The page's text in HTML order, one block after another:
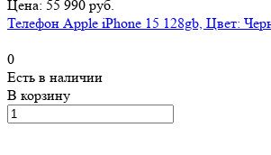
Цена: 55 990 руб.
Телефон Apple iPhone 15 128gb, Цвет:
0
Есть в наличии
В корзину